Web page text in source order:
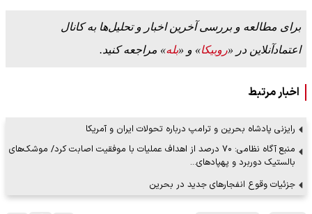
برای مطالعه و بررسی آخرین اخبار و تحلیل‌ها به کانال
اعتمادآنلاین در «روبیکا» و «بله» مراجعه کنید.
اخبار مرتبط
رایزنی پادشاه بحرین و ترامپ درباره تحولات ایران و آمریکا
منبع آگاه نظامی: ۷۰ درصد از اهداف عملیات با موفقیت اصابت کرد/ موشک‌های
بالستیک دوربرد و پهپادهای…
جزئیات وقوع انفجارهای جدید در بحرین